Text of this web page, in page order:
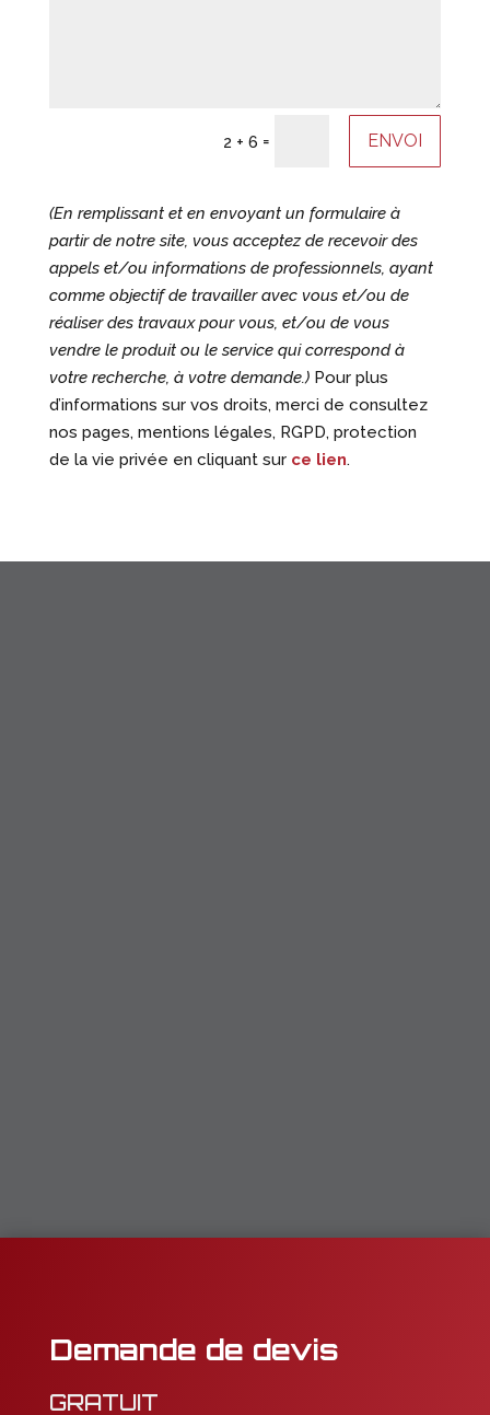
2 + 6 = ENVOI
(En remplissant et en envoyant un formulaire à
partir de notre site, vous acceptez de recevoir des
appels et/ou informations de professionnels, ayant
comme objectif de travailler avec vous et/ou de
réaliser des travaux pour vous, et/ou de vous
vendre le produit ou le service qui correspond à
votre recherche, à votre demande.)Pour plus
d’informations sur vos droits, merci de consultez
nos pages, mentions légales, RGPD, protection
de la vie privée en cliquant sur ce lien.
Demande de devis
GRATUIT